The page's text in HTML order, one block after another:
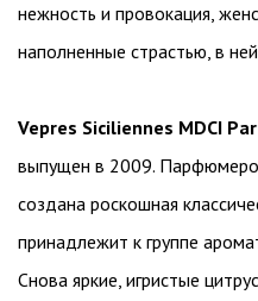
нежность и провокация,
наполненные страстью, в
Vepres Siciliennes MDCI
выпущен в 2009.
создана роскошная
принадлежит к группе
Снова яркие, игристые